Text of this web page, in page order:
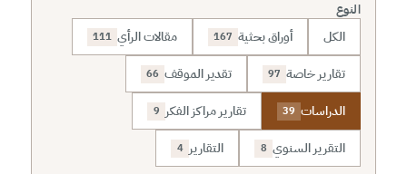
النوع
الكل أوراق بحثية 167 مقالات الرأي 111
تقارير خاصة 97 تقدير الموقف 66
الدراسات 39 تقارير مراكز الفكر 9
التقرير السنوي 8 التقارير 4